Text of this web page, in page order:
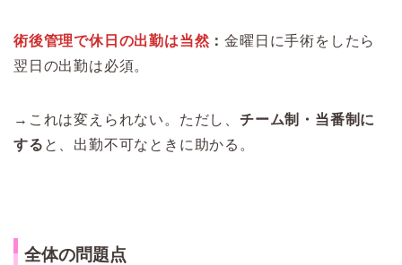
術後管理で休日の出勤は当然 ：金曜日に手術をしたら
翌日の出勤は必須。
→これは変えられない。ただし、 チーム制・当番制に
する と、出勤不可なときに助かる。
全体の問題点